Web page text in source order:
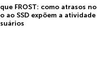
FROST: como atrasos no
ao SSD expõem a atividade